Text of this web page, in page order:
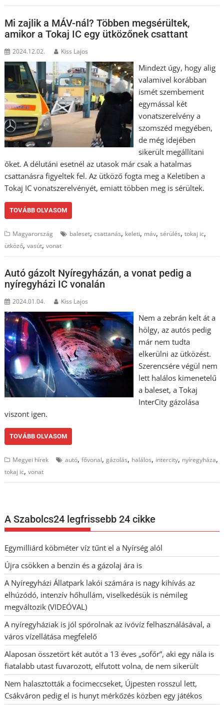
Mi zajlik a MÁV-nál? Többen megsérültek,
amikor a Tokaj IC egy ütközőnek csattant
2024.12.02. Kiss Lajos
Mindezt úgy, hogy alig
valamivel korábban
ismét szembement
egymással két
vonatszerelvény a
szomszéd megyében,
de még idejében
sikerült megállítani
őket. A délutáni esetnél az utasok már csak a hatalmas
csattanásra figyeltek fel. Az ütköző fogta meg a Keletiben a
Tokaj IC vonatszerelvényét, emiatt többen meg is sérültek.
TOVÁBB OLVASOM
Magyarország baleset,csattanás, keleti, máv,sérülés,tokaj ic,
ütköző,vasút,vonat
Autó gázolt Nyíregyházán, a vonat pedig a
nyíregyházi IC vonalán
2024.01.04. Kiss Lajos
Nem a zebrán kelt át a
hölgy, az autós pedig
már nem tudta
elkerülni az ütközést.
Szerencsére végül nem
lett halálos kimenetelű
a baleset, a Tokaj
InterCity gázolása
viszont igen.
TOVÁBB OLVASOM
Megyei hírek autó,fővonal,gázolás, halálos, intercity, nyíregyháza,
tokaj ic,vonat
A Szabolcs24 legfrissebb 24 cikke
Egymilliárd köbméter víz tűnt el a Nyírség alól
Újra csökken a benzin és a gázolaj ára is
A Nyíregyházi Állatpark lakói számára is nagy kihívás az
elhúzódó, intenzív hőhullám, viselkedésük is némileg
megváltozik (VIDEÓVAL)
A nyíregyháziak is jól spórolnak az ivóvíz felhasználásával, a
város vízellátása megfelelő
Alaposan összetört két autót a 13 éves „sofőr”, aki egy nála is
fiatalabb utast fuvarozott, elfutott volna, de nem sikerült
Nem halasztották a focimeccseket, Újpesten rosszul lett,
Csákváron pedig el is hunyt mérkőzés közben egy játékos